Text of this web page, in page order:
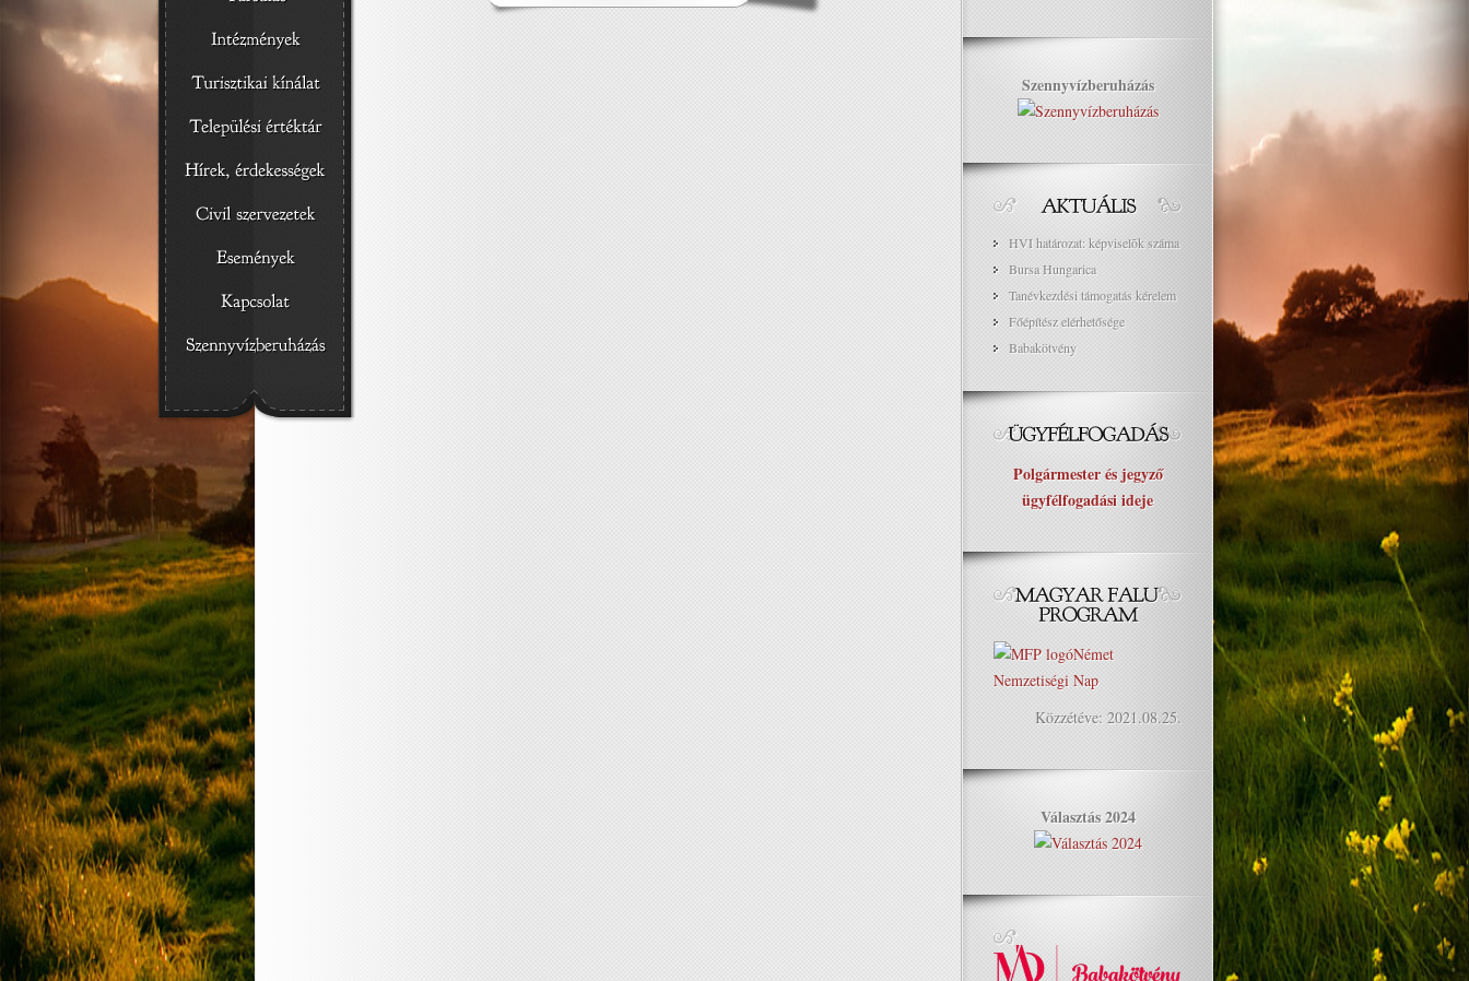
Szennyvízberuházás
HVI határozat: képviselõk száma
Bursa Hungarica
Tanévkezdési támogatás kérelem
Főépítész elérhetősége
Babakötvény
Polgármester és jegyző
ügyfélfogadási ideje
Közzétéve: 2021.08.25.
Választás 2024